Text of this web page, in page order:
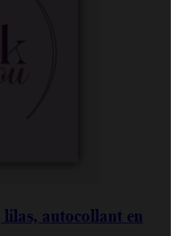
autocollant en